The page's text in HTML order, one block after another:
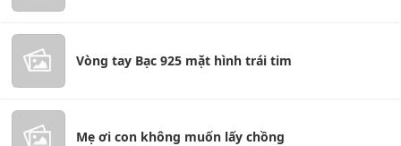
Vòng tay Bạc 925 mặt hình trái tim
Mẹ ơi con không muốn lấy chồng